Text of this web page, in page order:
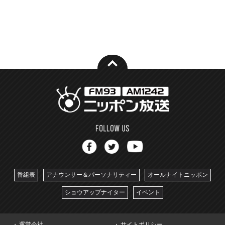
番組表 アナウンサー＆パーソナリティー オールナイトニッポン
ショウアップナイター イベント